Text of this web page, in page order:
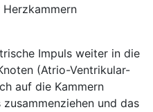
Impuls weiter in die
(Atrio-Ventrikular-
auf die Kammern
und das